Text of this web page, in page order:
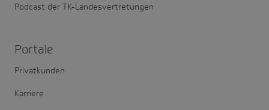
Podcast der TK-Landesvertretungen
Portale
Privatkunden
Karriere